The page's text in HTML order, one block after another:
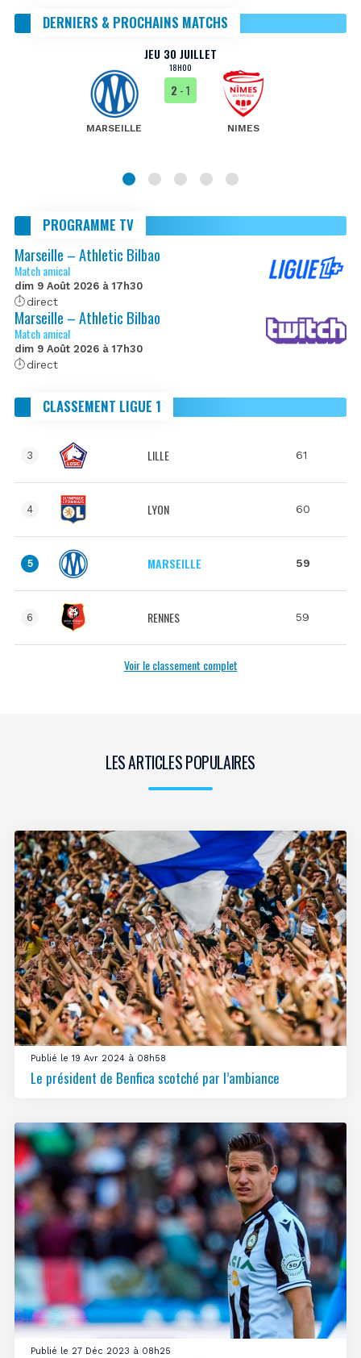
DERNIERS & PROCHAINS MATCHS
JEU 30 JUILLET
18H00
MARSEILLE
2 - 1
NIMES
PROGRAMME TV
Marseille – Athletic Bilbao
Match amical
dim 9 Août 2026 à 17h30
direct
Marseille – Athletic Bilbao
Match amical
dim 9 Août 2026 à 17h30
direct
CLASSEMENT LIGUE 1
3 LILLE 61
4 LYON 60
5 MARSEILLE 59
6 RENNES 59
Voir le classement complet
LES ARTICLES POPULAIRES
Publié le 19 Avr 2024 à 08h58
Le président de Benfica scotché par l’ambiance
Publié le 27 Déc 2023 à 08h25